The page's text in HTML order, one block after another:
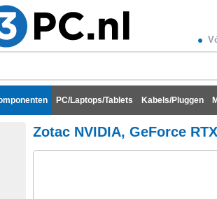
PC/Laptops/Tablets Kabels/Pluggen
Zotac NVIDIA, GeForce